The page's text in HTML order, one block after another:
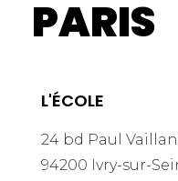
PARIS
L'ÉCOLE
24 bd Paul
94200 Ivry-sur-